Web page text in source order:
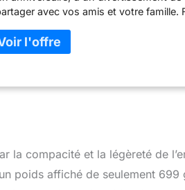
avec vos amis et votre famille.
festive de fête Réglages de
– boutons de chauffage et de
4 fourchettes : utilisez 4
Excellent cadeau pour votre
An
la compacité et la légèreté de
poids affiché de seulement 699